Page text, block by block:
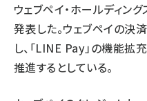
ウェブペイ・ホールディン
発表した。ウェブペイの決
し、「LINE Pay」の機能
推進するとしている。